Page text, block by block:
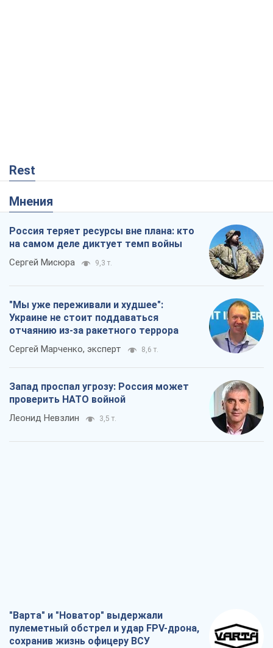
Rest
Мнения
Россия теряет ресурсы вне плана: кто
на самом деле диктует темп войны
Сергей Мисюра 9,3 т.
"Мы уже переживали и худшее":
Украине не стоит поддаваться
отчаянию из-за ракетного террора
Сергей Марченко, эксперт 8,6 т.
Запад проспал угрозу: Россия может
проверить НАТО войной
Леонид Невзлин 3,5 т.
"Варта" и "Новатор" выдержали
пулеметный обстрел и удар FPV-дрона,
сохранив жизнь офицеру ВСУ